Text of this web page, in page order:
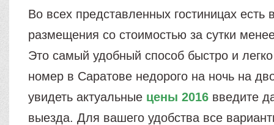
Во всех представленных гостиницах есть
размещения со стоимостью за сутки
Это самый удобный способ быстро и
номер в Саратове недорого на ночь на
увидеть актуальные цены 2016 введите
выезда. Для вашего удобства все